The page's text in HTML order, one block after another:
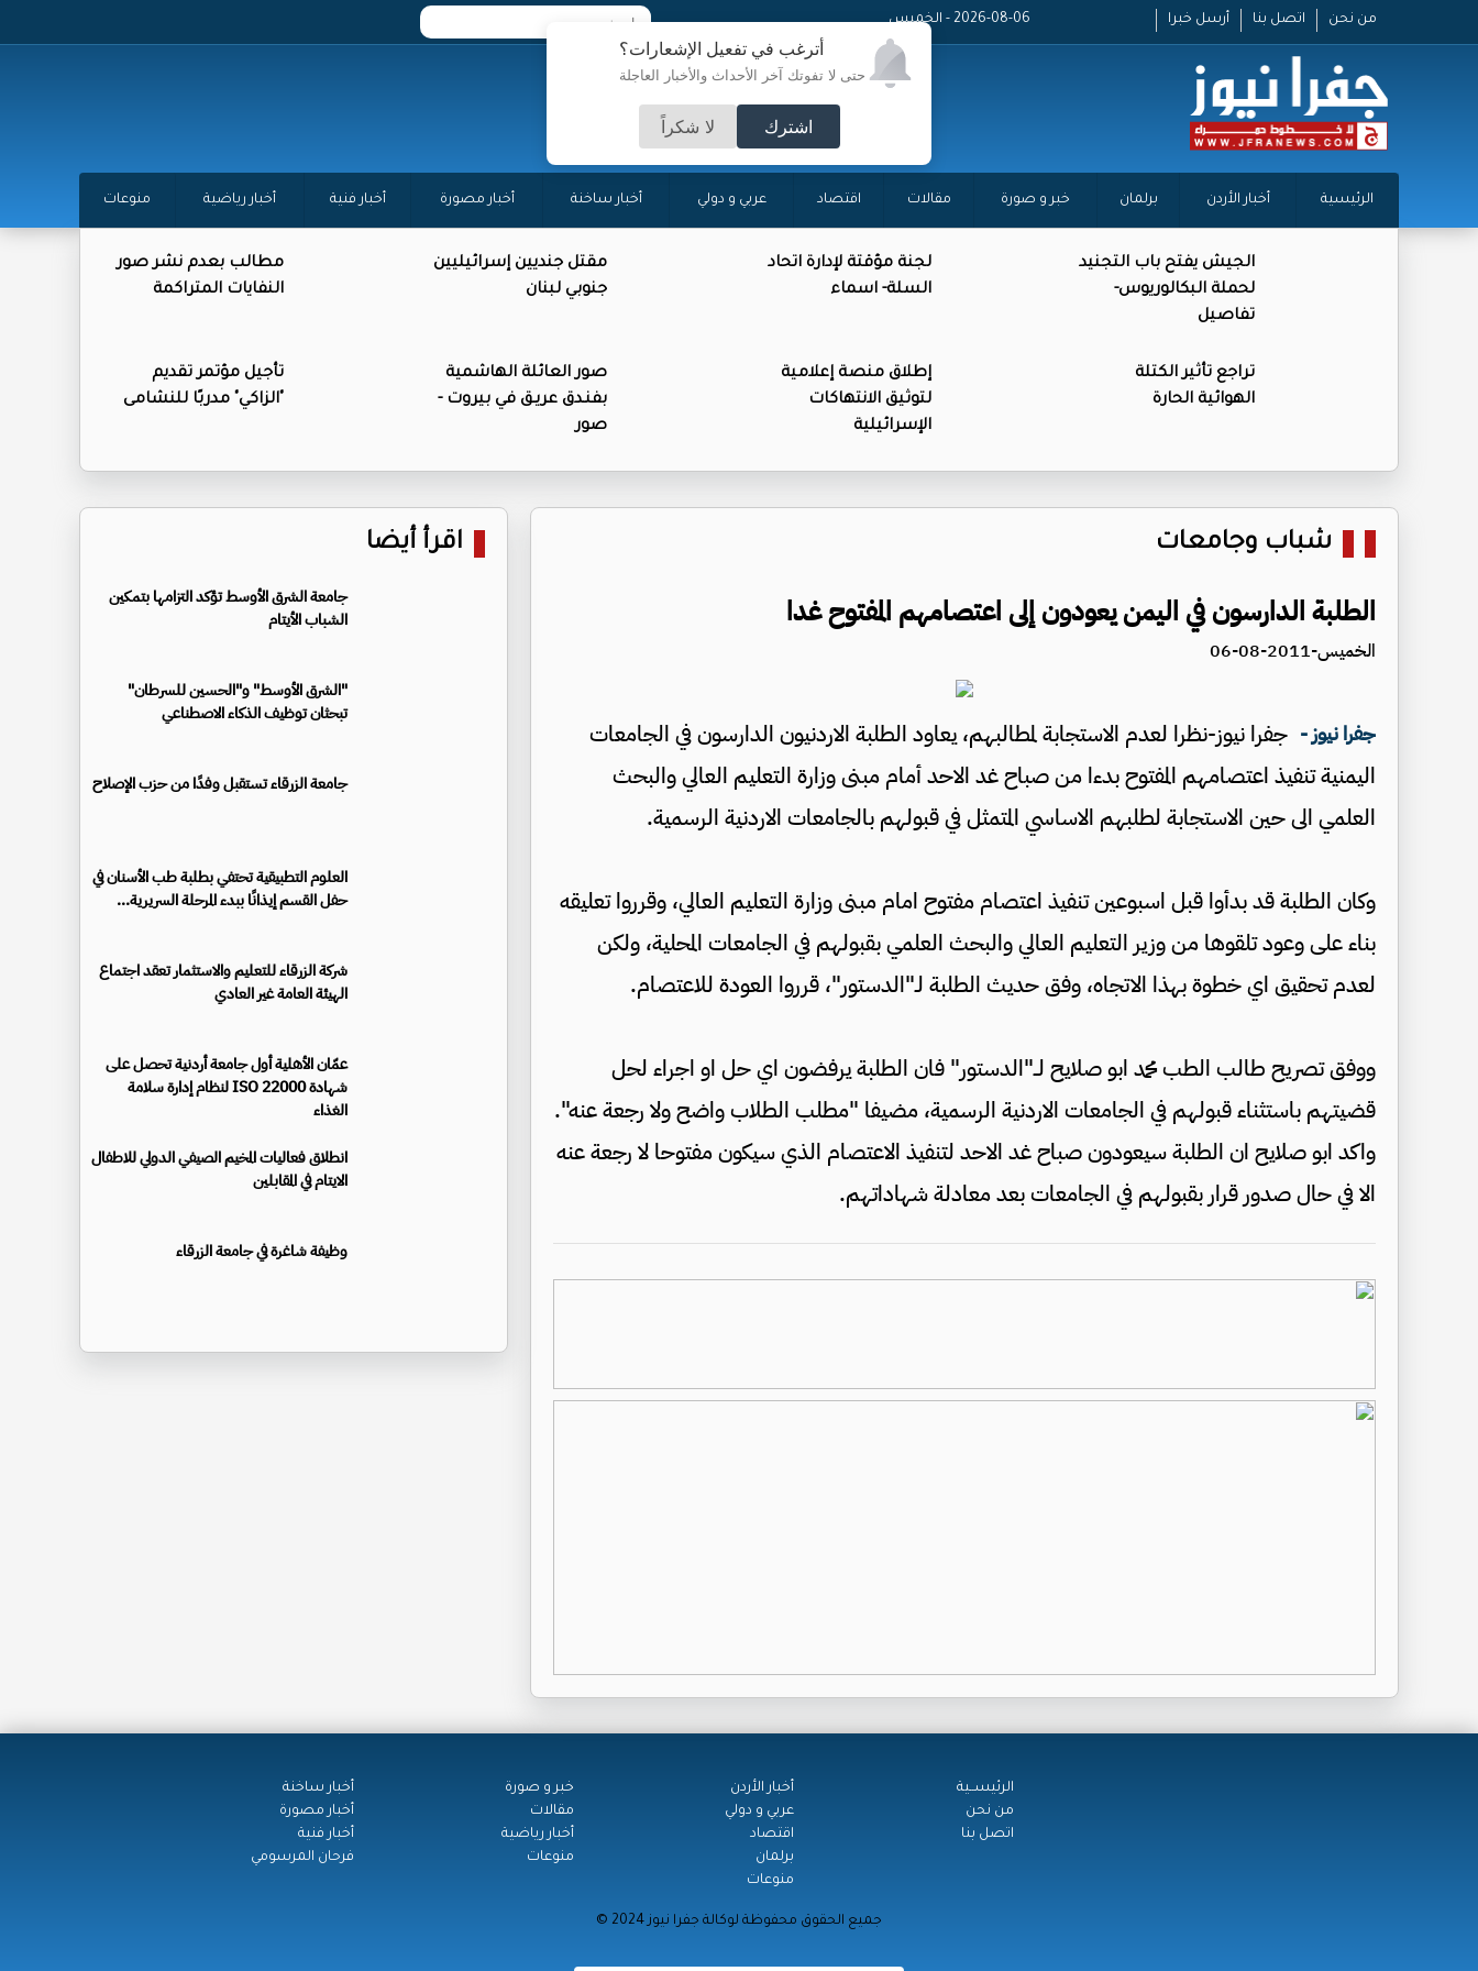
أترغب في تفعيل الإشعارات؟
حتى لا تفوتك آخر الأحداث والأخبار العاجلة
اشترك لا شكراً
من نحن اتصل بنا أرسل خبرا 2026-08-06 - الخميس
الرئيسية أخبار الأردن برلمان خبر و صورة مقالات اقتصاد عربي و دولي أخبار ساخنة أخبار مصورة أخبار فنية أخبار رياضية منوعات
الجيش يفتح باب التجنيد
لحملة البكالوريوس-
تفاصيل
لجنة مؤقتة لإدارة اتحاد
السلة- اسماء
مقتل جنديين إسرائيليين
جنوبي لبنان
مطالب بعدم نشر صور
النفايات المتراكمة
تراجع تأثير الكتلة
الهوائية الحارة
إطلاق منصة إعلامية
لتوثيق الانتهاكات
الإسرائيلية
صور العائلة الهاشمية
بفنـدق عريـق في بيروت -
صور
تأجيل مؤتمر تقديم
"الزاكي" مدربًا للنشامى
شباب وجامعات
الطلبة الدارسون في اليمن يعودون إلى اعتصامهم المفتوح غدا
الخميس-2011-08-06
جفرا نيوز - جفرا نيوز-نظرا لعدم الاستجابة لمطالبهم، يعاود الطلبة الاردنيون الدارسون في الجامعات
اليمنية تنفيذ اعتصامهم المفتوح بدءا من صباح غد الاحد أمام مبنى وزارة التعليم العالي والبحث
العلمي الى حين الاستجابة لطلبهم الاساسي المتمثل في قبولهم بالجامعات الاردنية الرسمية.
وكان الطلبة قد بدأوا قبل اسبوعين تنفيذ اعتصام مفتوح امام مبنى وزارة التعليم العالي، وقرروا تعليقه
بناء على وعود تلقوها من وزير التعليم العالي والبحث العلمي بقبولهم في الجامعات المحلية، ولكن
لعدم تحقيق اي خطوة بهذا الاتجاه، وفق حديث الطلبة لـ"الدستور"، قرروا العودة للاعتصام.
ووفق تصريح طالب الطب محمد ابو صلايح لــ"الدستور" فان الطلبة يرفضون اي حل او اجراء لحل
قضيتهم باستثناء قبولهم في الجامعات الاردنية الرسمية، مضيفا "مطلب الطلاب واضح ولا رجعة عنه".
واكد ابو صلايح ان الطلبة سيعودون صباح غد الاحد لتنفيذ الاعتصام الذي سيكون مفتوحا لا رجعة عنه
الا في حال صدور قرار بقبولهم في الجامعات بعد معادلة شهاداتهم.
اقرأ أيضا
جامعة الشرق الأوسط تؤكد التزامها بتمكين
الشباب الأيتام
"الشرق الأوسط" و"الحسين للسرطان"
تبحثان توظيف الذكاء الاصطناعي
جامعة الزرقاء تستقبل وفدًا من حزب الإصلاح
العلوم التطبيقية تحتفي بطلبة طب الأسنان في
حفل القسم إيذانًا ببدء المرحلة السريرية...
شركة الزرقاء للتعليم والاستثمار تعقد اجتماع
الهيئة العامة غير العادي
عمّان الأهلية أول جامعة أردنية تحصل على
شهادة ISO 22000 لنظام إدارة سلامة
الغذاء
انطلاق فعاليات المخيم الصيفي الدولي للاطفال
الايتام في المقابلين
وظيفة شاغرة في جامعة الزرقاء
الرئيســية
من نحن
اتصل بنا
أخبار الأردن
عربي و دولي
اقتصاد
برلمان
منوعات
خبر و صورة
مقالات
أخبار رياضية
منوعات
أخبار ساخنة
أخبار مصورة
أخبار فنية
فرحان المرسومي
© جميع الحقوق محفوظة لوكالة جفرا نيوز 2024